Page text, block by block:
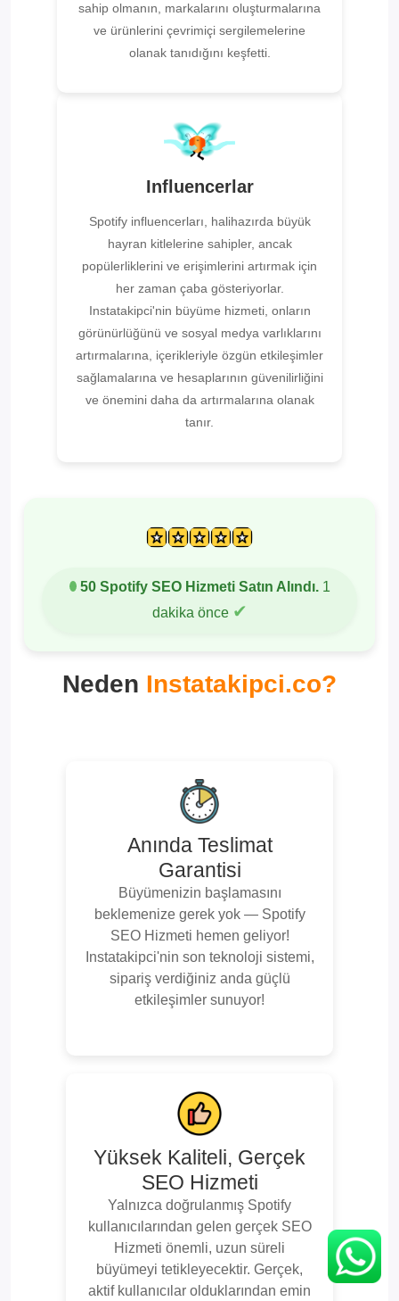
sahip olmanın, markalarını oluşturmalarına
ve ürünlerini çevrimiçi sergilemelerine
olanak tanıdığını keşfetti.
Influencerlar
Spotify influencerları, halihazırda büyük
hayran kitlelerine sahipler, ancak
popülerliklerini ve erişimlerini artırmak için
her zaman çaba gösteriyorlar.
Instatakipci'nin büyüme hizmeti, onların
görünürlüğünü ve sosyal medya varlıklarını
artırmalarına, içerikleriyle özgün etkileşimler
sağlamalarına ve hesaplarının güvenilirliğini
ve önemini daha da artırmalarına olanak
tanır.
50 Spotify SEO Hizmeti Satın Alındı. 1
dakika önce ✔
Neden Instatakipci.co?
Anında Teslimat
Garantisi
Büyümenizin başlamasını
beklemenize gerek yok — Spotify
SEO Hizmeti hemen geliyor!
Instatakipci'nin son teknoloji sistemi,
sipariş verdiğiniz anda güçlü
etkileşimler sunuyor!
Yüksek Kaliteli, Gerçek
SEO Hizmeti
Yalnızca doğrulanmış Spotify
kullanıcılarından gelen gerçek SEO
Hizmeti önemli, uzun süreli
büyümeyi tetikleyecektir. Gerçek,
aktif kullanıcılar olduklarından emin